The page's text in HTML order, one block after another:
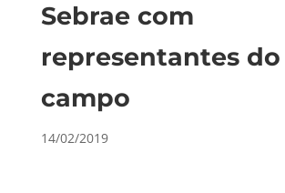
Sebrae com
representantes do
campo
14/02/2019